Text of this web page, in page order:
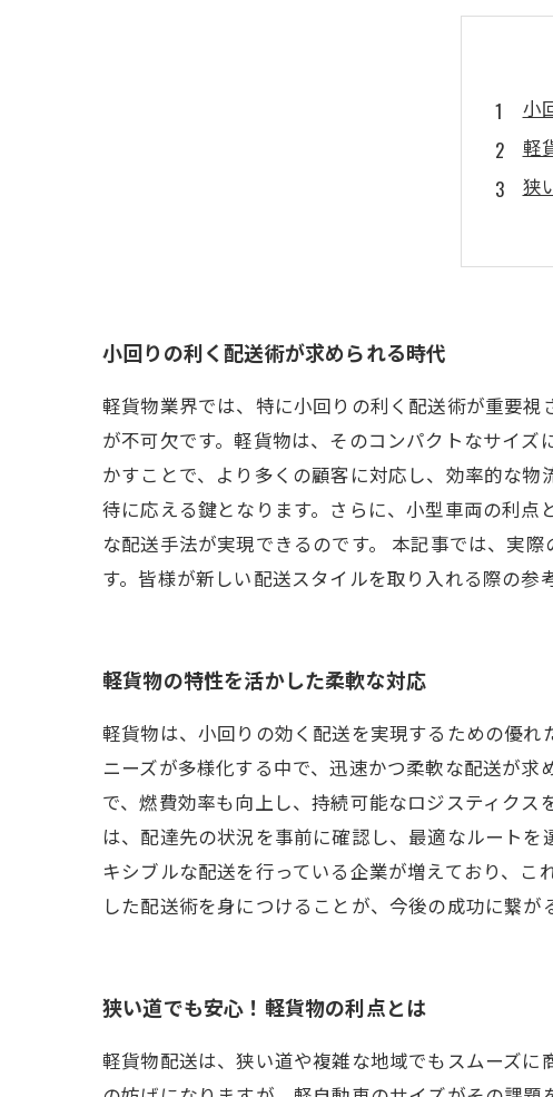
小
軽
狭
軽
小回りの利く配送術が求められる時代
軽貨物業界では、特に小回りの利く配送術が重要
が不可欠です。軽貨物は、そのコンパクトなサイ
かすことで、より多くの顧客に対応し、効率的な
待に応える鍵となります。さらに、小型車両の利
な配送手法が実現できるのです。 本記事では、実
す。皆様が新しい配送スタイルを取り入れる際の参
軽貨物の特性を活かした柔軟な対応
軽貨物は、小回りの効く配送を実現するための優
ニーズが多様化する中で、迅速かつ柔軟な配送が
で、燃費効率も向上し、持続可能なロジスティク
は、配達先の状況を事前に確認し、最適なルート
キシブルな配送を行っている企業が増えており、
した配送術を身につけることが、今後の成功に繋が
狭い道でも安心！軽貨物の利点とは
軽貨物配送は、狭い道や複雑な地域でもスムーズ